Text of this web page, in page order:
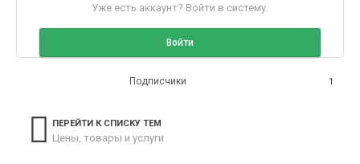
Уже есть аккаунт? Войти в систему.
Войти
Подписчики 1
ПЕРЕЙТИ К СПИСКУ ТЕМ
Цены, товары и услуги